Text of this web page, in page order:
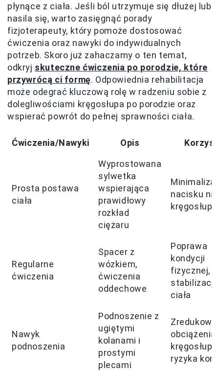
płynące z ciała. Jeśli ból utrzymuje się dłużej lub
nasila się, warto zasięgnąć porady
fizjoterapeuty, który pomoże dostosować
ćwiczenia oraz nawyki do indywidualnych
potrzeb. Skoro już zahaczamy o ten temat,
odkryj skuteczne ćwiczenia po porodzie, które
przywrócą ci formę. Odpowiednia rehabilitacja
może odegrać kluczową rolę w radzeniu sobie z
dolegliwościami kręgosłupa po porodzie oraz
wspierać powrót do pełnej sprawności ciała.
Ćwiczenia/Nawyki Opis
Prosta postawa
ciała
Wyprostowana
sylwetka
wspierająca
prawidłowy
rozkład
ciężaru
nacisku na
kręgosłup
Regularne
ćwiczenia
Spacer z
wózkiem,
ćwiczenia
oddechowe
Poprawa
kondycji
fizycznej,
stabilizacja
ciała
Nawyk
podnoszenia
Podnoszenie z
ugiętymi
kolanami i
prostymi
plecami
obciążenia
ryzyka